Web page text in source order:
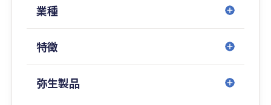
業種
特徴
弥生製品